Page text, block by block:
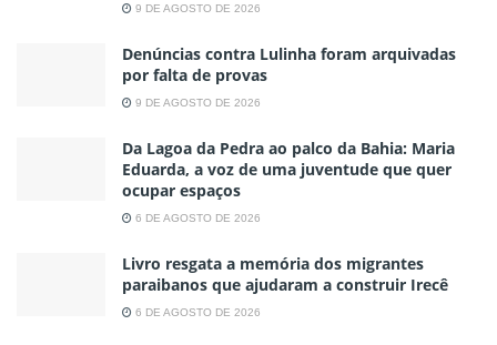
9 DE AGOSTO DE 2026
Denúncias contra Lulinha foram arquivadas
por falta de provas
9 DE AGOSTO DE 2026
Da Lagoa da Pedra ao palco da Bahia: Maria
Eduarda, a voz de uma juventude que quer
ocupar espaços
6 DE AGOSTO DE 2026
Livro resgata a memória dos migrantes
paraibanos que ajudaram a construir Irecê
6 DE AGOSTO DE 2026